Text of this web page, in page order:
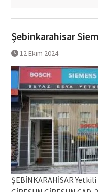
Şebinkarahisar
12 Ekim 2024
ŞEBİNKARAHİSAR